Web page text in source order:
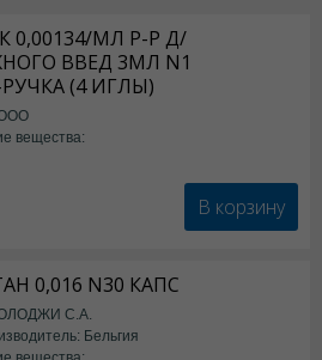
0,00134/МЛ Р-Р Д/
ВВЕД 3МЛ N1
(4 ИГЛЫ)
вещества:
В корзину
0,016 N30 КАПС
С.А.
Бельгия